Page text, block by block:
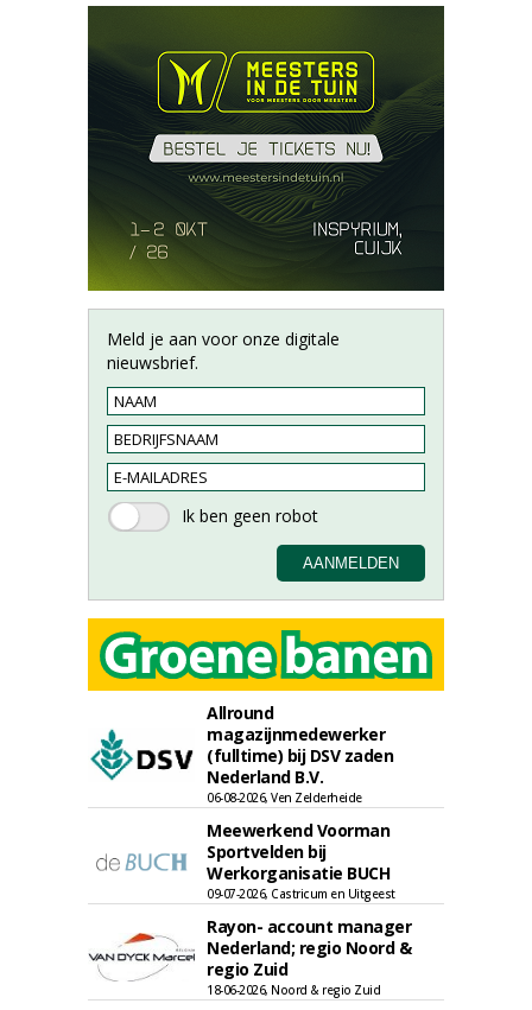
Meld je aan voor onze digitale
nieuwsbrief.
Allround
magazijnmedewerker
(fulltime) bij DSV zaden
Nederland B.V.
06-08-2026, Ven Zelderheide
Meewerkend Voorman
Sportvelden bij
Werkorganisatie BUCH
09-07-2026, Castricum en Uitgeest
Rayon- account manager
Nederland; regio Noord &
regio Zuid
18-06-2026, Noord & regio Zuid